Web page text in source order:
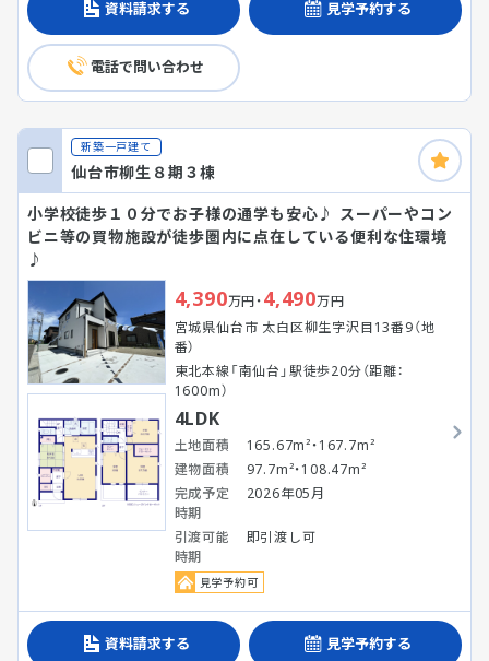
資料請求する 見学予約する
電話で問い合わせ
新築一戸建て
仙台市柳生８期３棟
小学校徒歩１０分でお子様の通学も安心♪ スーパーやコン
ビニ等の買物施設が徒歩圏内に点在している便利な住環境
♪
4,390万円・4,490万円
宮城県仙台市 太白区柳生字沢目13番9（地
番）
東北本線「南仙台」駅徒歩20分（距離：
1600m）
4LDK
土地面積
165.67m²・167.7m²
建物面積
97.7m²・108.47m²
完成予定
時期
2026年05月
引渡可能
時期
即引渡し可
見学予約可
資料請求する 見学予約する